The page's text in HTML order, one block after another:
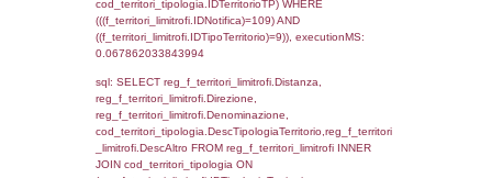
rofi.DescAltro FROM f_territori_limitrofi
cod_territori_tipologia ON
(f_territori_limitrofi.IDTipologiaTerritorio =
cod_territori_tipologia.IDTipologiaTerritorio)
(f_territori_limitrofi.IDTipoTerritorio =
cod_territori_tipologia.IDTerritorioTP)